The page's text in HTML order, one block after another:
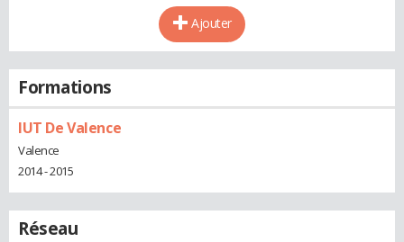
Ajouter
Formations
IUT De Valence
Valence
2014 - 2015
Réseau